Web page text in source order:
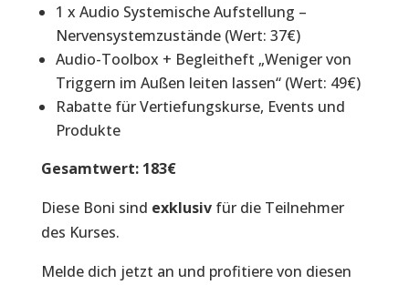
1 x Audio Systemische Aufstellung –
Nervensystemzustände (Wert: 37€)
Audio-Toolbox + Begleitheft „Weniger von
Triggern im Außen leiten lassen“ (Wert: 49€)
Rabatte für Vertiefungskurse, Events und
Produkte
Gesamtwert: 183€
Diese Boni sind exklusivfür die Teilnehmer
des Kurses.
Melde dich jetzt an und profitiere von diesen